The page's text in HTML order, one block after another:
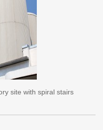
site with spiral stairs